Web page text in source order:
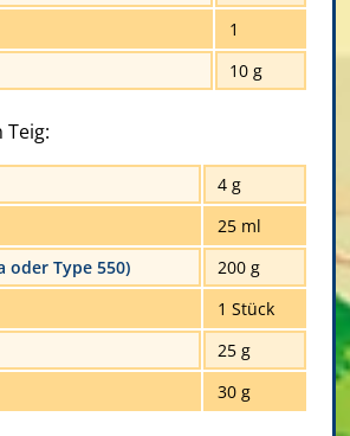
1
10 g
Teig:
4 g
25 ml
oder Type 550)
200 g
1 Stück
25 g
30 g